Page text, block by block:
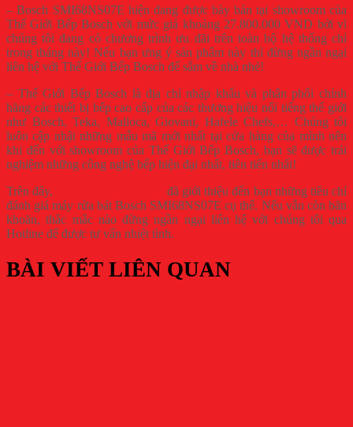
– Bosch SMI68NS07E hiện đang được bày bán tại showroom của
Thế Giới Bếp Bosch với mức giá khoảng 27.800.000 VND bởi vì
chúng tôi đang có chương trình ưu đãi trên toàn bộ hệ thống chỉ
trong tháng này! Nếu bạn ưng ý sản phẩm này thì đừng ngần ngại
liên hệ với Thế Giới Bếp Bosch để sắm về nhà nhé!
– Thế Giới Bếp Bosch là địa chỉ nhập khẩu và phân phối chính
hãng các thiết bị bếp cao cấp của các thương hiệu nổi tiếng thế giới
như Bosch, Teka, Malloca, Giovani, Hafele Chefs,… Chúng tôi
luôn cập nhật những mẫu mã mới nhất tại cửa hàng của mình nên
khi đến với showroom của Thế Giới Bếp Bosch, bạn sẽ được trải
nghiệm những công nghệ bếp hiện đại nhất, tiên tiến nhất!
Trên đây,
đã giới thiệu đến bạn những tiêu chí
đánh giámáy rửa bát Bosch SMI68NS07E cụ thể. Nếu vẫn còn băn
khoăn, thắc mắc nào đừng ngần ngại liên hệ với chúng tôi qua
Hotline để được tư vấn nhiệt tình.
BÀI VIẾT LIÊN QUAN